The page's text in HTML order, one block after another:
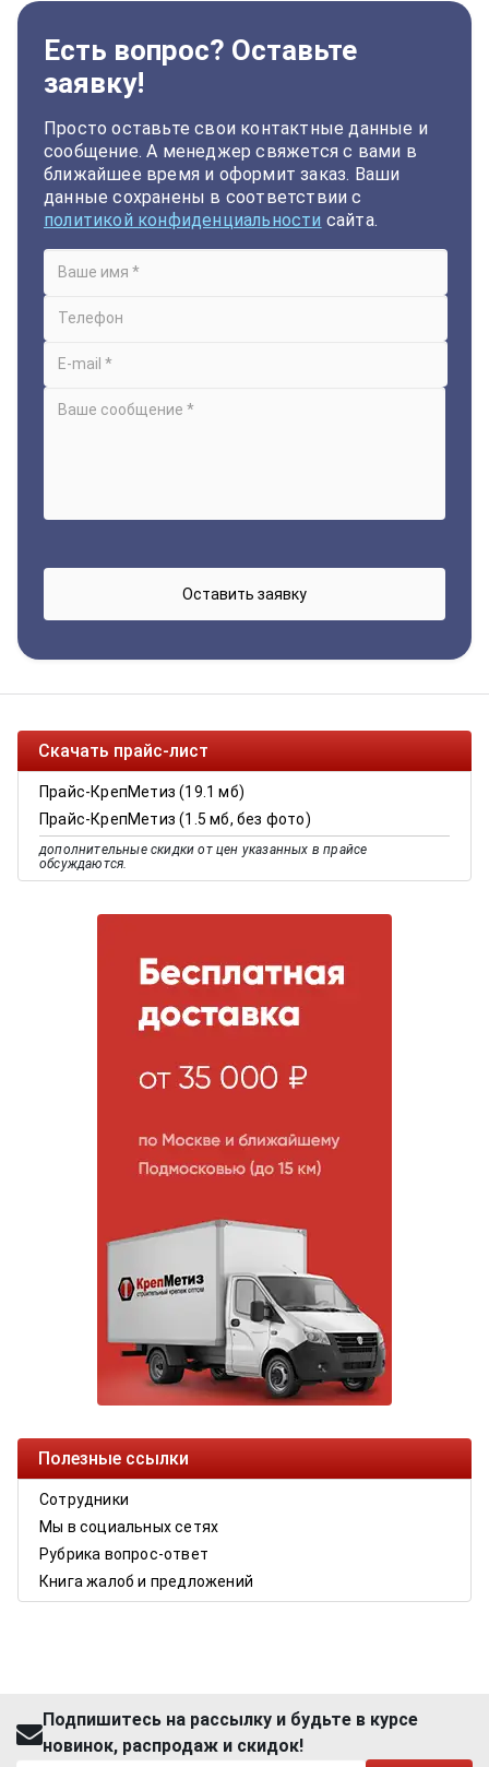
Есть вопрос? Оставьте
заявку!
Просто оставьте свои контактные данные и
сообщение. А менеджер свяжется с вами в
ближайшее время и оформит заказ. Ваши
данные сохранены в соответствии с
политикой конфиденциальности сайта.
Скачать прайс-лист
Прайс-КрепМетиз (19.1 мб)
Прайс-КрепМетиз (1.5 мб, без фото)
дополнительные скидки от цен указанных в прайсе
обсуждаются.
Полезные ссылки
Сотрудники
Мы в социальных сетях
Рубрика вопрос-ответ
Книга жалоб и предложений
Подпишитесь на рассылку и будьте в курсе
новинок, распродаж и скидок!